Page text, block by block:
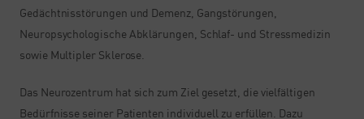
Gedächtnisstörungen und Demenz, Gangstörungen,
Neuropsychologische Abklärungen, Schlaf- und Stressmedizin
sowie Multipler Sklerose.
Das Neurozentrum hat sich zum Ziel gesetzt, die vielfältigen
Bedürfnisse seiner Patienten individuell zu erfüllen. Dazu